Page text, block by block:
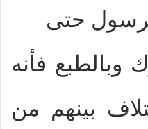
حتى
بطريرك وبالطبع فأنه
بينهم من